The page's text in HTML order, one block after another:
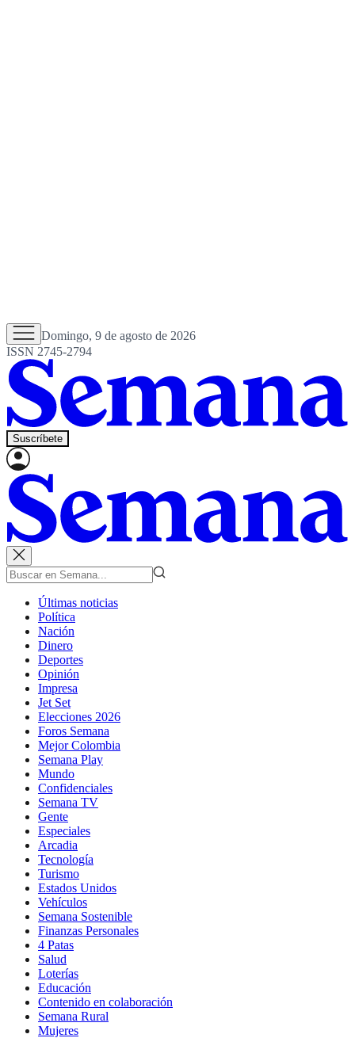
Domingo, 9 de agosto de 2026
ISSN 2745-2794
Suscríbete
Últimas noticias
Política
Nación
Dinero
Deportes
Opinión
Impresa
Jet Set
Elecciones 2026
Foros Semana
Mejor Colombia
Semana Play
Mundo
Confidenciales
Semana TV
Gente
Especiales
Arcadia
Tecnología
Turismo
Estados Unidos
Vehículos
Semana Sostenible
Finanzas Personales
4 Patas
Salud
Loterías
Educación
Contenido en colaboración
Semana Rural
Mujeres